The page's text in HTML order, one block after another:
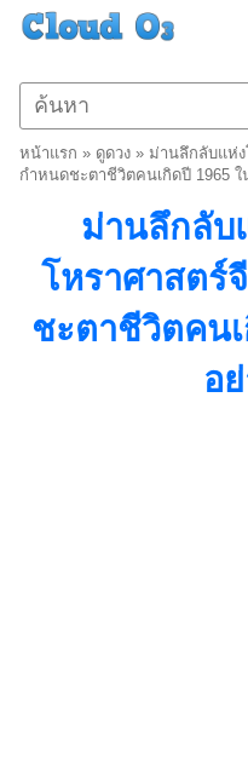
หน้าแรก » ดูดวง » ม่านลึกลับแห่ง
กำหนดชะตาชีวิตคนเกิดปี 1965 ใ
ม่านลึกลับ
โหราศาสตร์
ชะตาชีวิตคน
อ